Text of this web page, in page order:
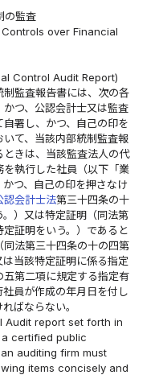
の監査
over Financial
Control Audit Report)
監査報告書には、次の各
つ、公認会計士又は監査
署し、かつ、自己の印を
て、当該内部統制監査報
きは、当該監査法人の代
執行した社員（以下「業
つ、自己の印を押さなけ
認会計士法第三十四条の十
）又は特定証明（同法第
証明をいう。）であると
法第三十四条の十の四第
当該特定証明に係る指定
第二項に規定する指定有
員が作成の年月日を付し
ばならない。
Audit report set forth in
certified public
auditing firm must
items concisely and